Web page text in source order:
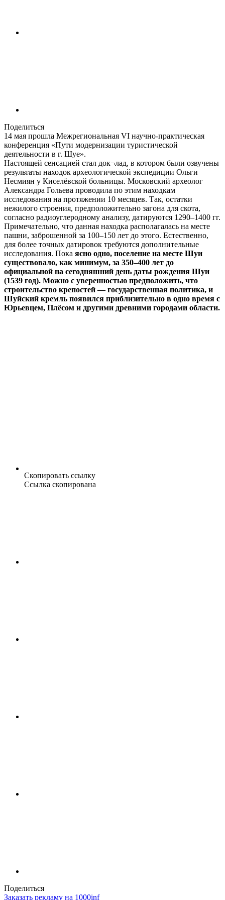
Поделиться
14 мая прошла Межрегиональная VI научно-практическая
конференция «Пути модернизации туристической
деятельности в г. Шуе».
Настоящей сенсацией стал док¬лад, в котором были озвучены
результаты находок археологической экспедиции Ольги
Несмиян у Киселёвской больницы. Московский археолог
Александра Гольева проводила по этим находкам
исследования на протяжении 10 месяцев. Так, остатки
нежилого строения, предположительно загона для скота,
согласно радиоуглеродному анализу, датируются 1290–1400 гг.
Примечательно, что данная находка располагалась на месте
пашни, заброшенной за 100–150 лет до этого. Естественно,
для более точных датировок требуются дополнительные
исследования. Пока ясно одно, поселение на месте Шуи
существовало, как минимум, за 350–400 лет до
официальной на сегодняшний день даты рождения Шуи
(1539 год). Можно с уверенностью предположить, что
строительство крепостей — государственная политика, и
Шуйский кремль появился приблизительно в одно время с
Юрьевцем, Плёсом и другими древними городами области.
Скопировать ссылку
Ссылка скопирована
Поделиться
Заказать рекламу на 1000inf